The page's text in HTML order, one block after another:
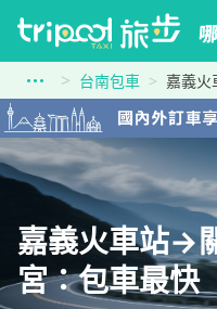
台南包車 嘉義火
嘉義火車站→
宮：包車最快